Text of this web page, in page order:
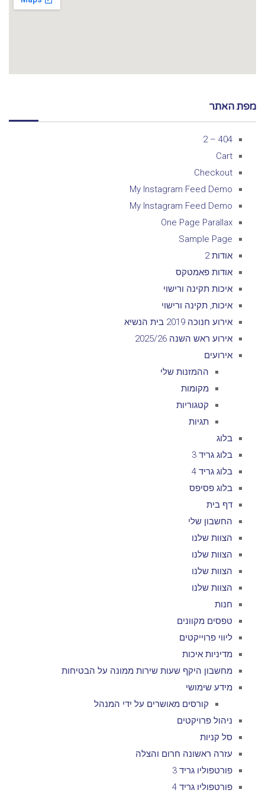
מפת האתר
404 – 2
Cart
Checkout
My Instagram Feed Demo
My Instagram Feed Demo
One Page Parallax
Sample Page
אודות 2
אודות פאמטקס
איכות תקינה ורישוי
איכות, תקינה ורישוי
אירוע חנוכה 2019 בית הנשיא
אירוע ראש השנה 2025/26
אירועים
ההמזנות שלי
מקומות
קטגוריות
תגיות
בלוג
בלוג גריד 3
בלוג גריד 4
בלוג פסיפס
דף בית
החשבון שלי
הצוות שלנו
הצוות שלנו
הצוות שלנו
הצוות שלנו
חנות
טפסים מקוונים
ליווי פרוייקטים
מדיניות איכות
מחשבון היקף שעות שירות ממונה על הבטיחות
מידע שימושי
קורסים מאושרים על ידי המנהל
ניהול פרויקטים
סל קניות
עזרה ראשונה חרום והצלה
פורטפוליו גריד 3
פורטפוליו גריד 4